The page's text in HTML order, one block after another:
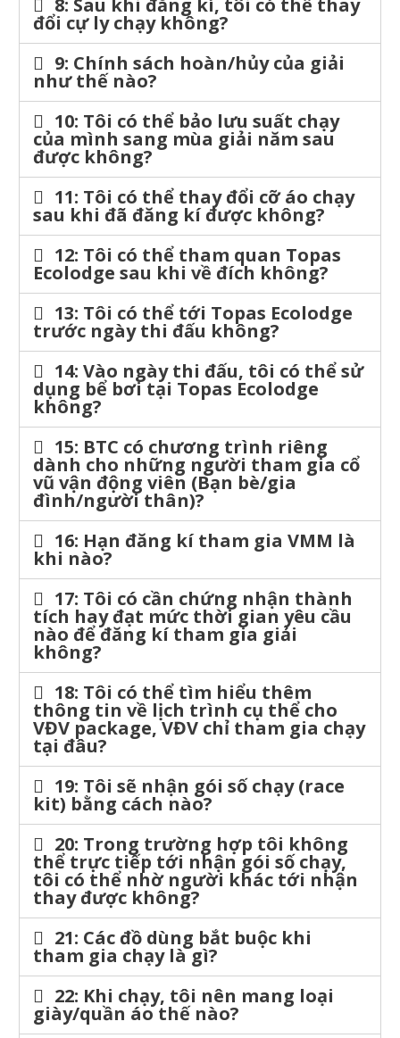
8: Sau khi đăng kí, tôi có thể thay
đổi cự ly chạy không?
9: Chính sách hoàn/hủy của giải
như thế nào?
10: Tôi có thể bảo lưu suất chạy
của mình sang mùa giải năm sau
được không?
11: Tôi có thể thay đổi cỡ áo chạy
sau khi đã đăng kí được không?
12: Tôi có thể tham quan Topas
Ecolodge sau khi về đích không?
13: Tôi có thể tới Topas Ecolodge
trước ngày thi đấu không?
14: Vào ngày thi đấu, tôi có thể sử
dụng bể bơi tại Topas Ecolodge
không?
15: BTC có chương trình riêng
dành cho những người tham gia cổ
vũ vận động viên (Bạn bè/gia
đình/người thân)?
16: Hạn đăng kí tham gia VMM là
khi nào?
17: Tôi có cần chứng nhận thành
tích hay đạt mức thời gian yêu cầu
nào để đăng kí tham gia giải
không?
18: Tôi có thể tìm hiểu thêm
thông tin về lịch trình cụ thể cho
VĐV package, VĐV chỉ tham gia chạy
tại đâu?
19: Tôi sẽ nhận gói số chạy (race
kit) bằng cách nào?
20: Trong trường hợp tôi không
thể trực tiếp tới nhận gói số chạy,
tôi có thể nhờ người khác tới nhận
thay được không?
21: Các đồ dùng bắt buộc khi
tham gia chạy là gì?
22: Khi chạy, tôi nên mang loại
giày/quần áo thế nào?